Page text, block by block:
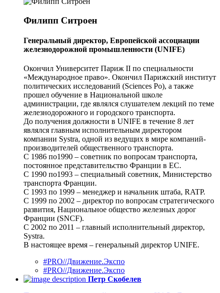
Филипп Ситроен
Генеральный директор, Европейской ассоциации
железнодорожной промышленности (UNIFE)
Окончил Университет Париж II по специальности
«Международное право». Окончил Парижский институт
политических исследований (Sciences Po), а также
прошел обучение в Национальной школе
администрации, где являлся слушателем лекций по теме
железнодорожного и городского транспорта.
До получения должности в UNIFE в течение 8 лет
являлся главным исполнительным директором
компании Systra, одной из ведущих в мире компаний-
производителей общественного транспорта.
С 1986 по1990 – советник по вопросам транспорта,
постоянное представительство Франции в ЕС.
С 1990 по1993 – специальный советник, Министерство
транспорта Франции.
С 1993 по 1999 – менеджер и начальник штаба, RATP.
С 1999 по 2002 – директор по вопросам стратегического
развития, Национальное общество железных дорог
Франции (SNCF).
С 2002 по 2011 – главный исполнительный директор,
Systra.
В настоящее время – генеральный директор UNIFE.
#PRO//Движение.Экспо
#PRO//Движение.Экспо
Петр Скобелев